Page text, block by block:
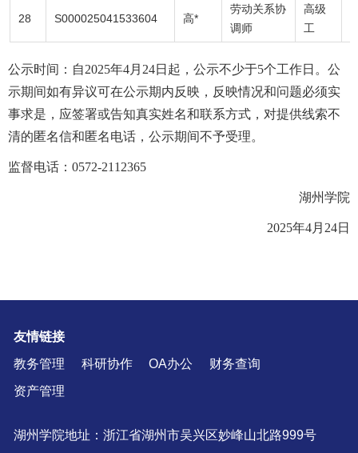
28 S000025041533604 高*
劳动关系协
调师
高级
工
公示时间：自2025年4月24日起，公示不少于5个工作日。公
示期间如有异议可在公示期内反映，反映情况和问题必须实
事求是，应签署或告知真实姓名和联系方式，对提供线索不
清的匿名信和匿名电话，公示期间不予受理。
监督电话：0572-2112365
湖州学院
2025年4月24日
友情链接
教务管理
科研协作 OA办公
财务查询
资产管理
湖州学院地址：浙江省湖州市吴兴区妙峰山北路999号